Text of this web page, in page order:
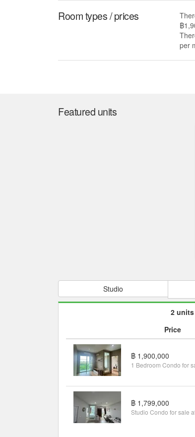
Room types / prices
฿
per
The median list price in One Plus 19 is
year. The median list price per square
Mueang Chiang Mai median of ฿
The median rent price in One Plus 19
18,000, and 43.9% lower than the